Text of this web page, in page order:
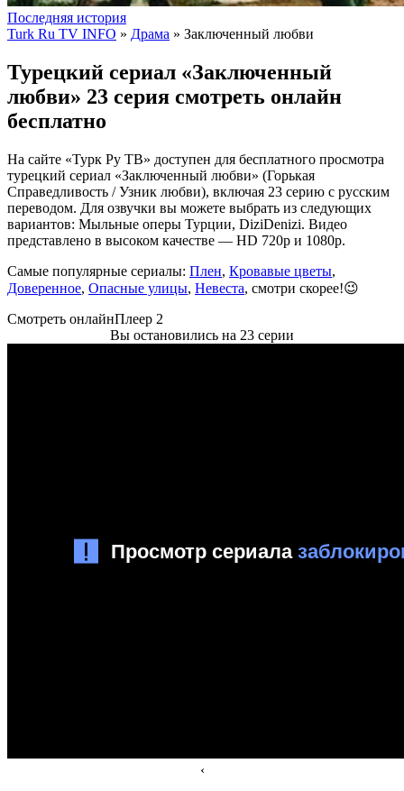
Последняя история
Turk Ru TV INFO » Драма » Заключенный любви
Турецкий сериал «Заключенный
любви» 23 серия смотреть онлайн
бесплатно
На сайте «Турк Ру ТВ» доступен для бесплатного просмотра
турецкий сериал «Заключенный любви» (Горькая
Справедливость / Узник любви), включая 23 серию с русским
переводом. Для озвучки вы можете выбрать из следующих
вариантов: Мыльные оперы Турции, DiziDenizi. Видео
представлено в высоком качестве — HD 720p и 1080p.
Самые популярные сериалы: Плен, Кровавые цветы,
Доверенное, Опасные улицы, Невеста, смотри скорее!😉
Смотреть онлайнПлеер 2
Вы остановились на 23 серии
‹